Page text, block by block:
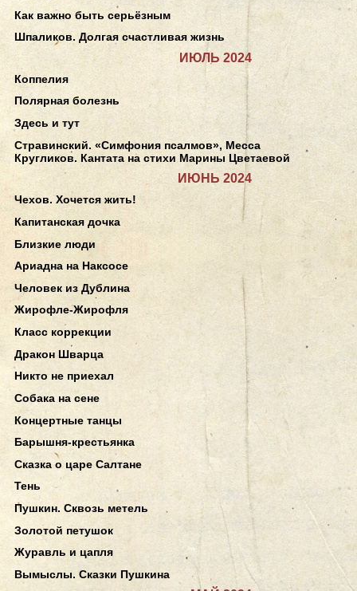
Как важно быть серьёзным
Шпаликов. Долгая счастливая жизнь
ИЮЛЬ 2024
Коппелия
Полярная болезнь
Здесь и тут
Стравинский. «Симфония псалмов», Месса
Кругликов. Кантата на стихи Марины Цветаевой
ИЮНЬ 2024
Чехов. Хочется жить!
Капитанская дочка
Близкие люди
Ариадна на Наксосе
Человек из Дублина
Жирофле-Жирофля
Класс коррекции
Дракон Шварца
Никто не приехал
Собака на сене
Концертные танцы
Барышня-крестьянка
Сказка о царе Салтане
Тень
Пушкин. Сквозь метель
Золотой петушок
Журавль и цапля
Вымыслы. Сказки Пушкина